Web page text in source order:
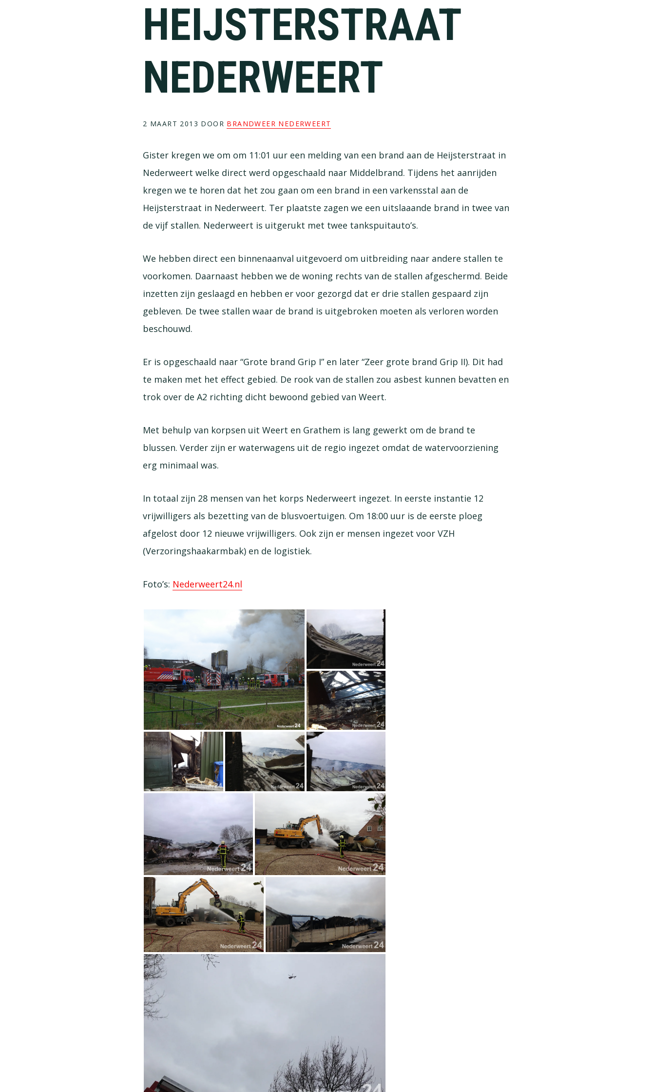
HEIJSTERSTRAAT
NEDERWEERT
2 MAART 2013 DOOR BRANDWEER NEDERWEERT
Gister kregen we om om 11:01 uur een melding van een brand aan de Heijsterstraat in
Nederweert welke direct werd opgeschaald naar Middelbrand. Tijdens het aanrijden
kregen we te horen dat het zou gaan om een brand in een varkensstal aan de
Heijsterstraat in Nederweert. Ter plaatste zagen we een uitslaaande brand in twee van
de vijf stallen. Nederweert is uitgerukt met twee tankspuitauto’s.
We hebben direct een binnenaanval uitgevoerd om uitbreiding naar andere stallen te
voorkomen. Daarnaast hebben we de woning rechts van de stallen afgeschermd. Beide
inzetten zijn geslaagd en hebben er voor gezorgd dat er drie stallen gespaard zijn
gebleven. De twee stallen waar de brand is uitgebroken moeten als verloren worden
beschouwd.
Er is opgeschaald naar “Grote brand Grip I” en later “Zeer grote brand Grip II). Dit had
te maken met het effect gebied. De rook van de stallen zou asbest kunnen bevatten en
trok over de A2 richting dicht bewoond gebied van Weert.
Met behulp van korpsen uit Weert en Grathem is lang gewerkt om de brand te
blussen. Verder zijn er waterwagens uit de regio ingezet omdat de watervoorziening
erg minimaal was.
In totaal zijn 28 mensen van het korps Nederweert ingezet. In eerste instantie 12
vrijwilligers als bezetting van de blusvoertuigen. Om 18:00 uur is de eerste ploeg
afgelost door 12 nieuwe vrijwilligers. Ook zijn er mensen ingezet voor VZH
(Verzoringshaakarmbak) en de logistiek.
Foto’s: Nederweert24.nl